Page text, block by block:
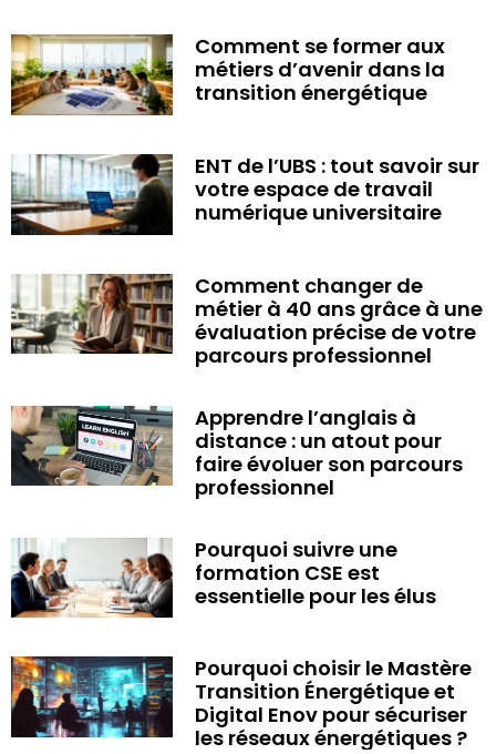
Comment se former aux
métiers d’avenir dans la
transition énergétique
ENT de l’UBS : tout savoir sur
votre espace de travail
numérique universitaire
Comment changer de
métier à 40 ans grâce à une
évaluation précise de votre
parcours professionnel
Apprendre l’anglais à
distance : un atout pour
faire évoluer son parcours
professionnel
Pourquoi suivre une
formation CSE est
essentielle pour les élus
Pourquoi choisir le Mastère
Transition Énergétique et
Digital Enov pour sécuriser
les réseaux énergétiques ?